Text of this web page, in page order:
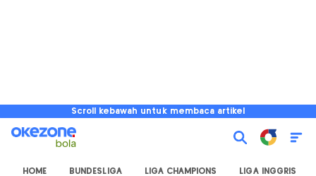
Scroll kebawah untuk membaca artikel
HOME BUNDESLIGA LIGA CHAMPIONS LIGA INGGRIS